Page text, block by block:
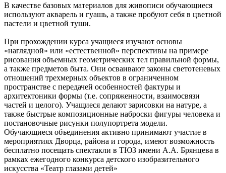
В качестве базовых материалов для живописи обучающиеся
используют акварель и гуашь, а также пробуют себя в цветной
пастели и цветной туши.
При прохождении курса учащиеся изучают основы
«наглядной» или «естественной» перспективы на примере
рисования объемных геометрических тел правильной формы,
а также предметов быта. Они осваивают законы светотеневых
отношений трехмерных объектов в ограниченном
пространстве с передачей особенностей фактуры и
архитектоники формы (т.е. сопряженности, взаимосвязи
частей и целого). Учащиеся делают зарисовки на натуре, а
также быстрые композиционные наброски фигуры человека и
постановочные рисунки полупортрета модели.
Обучающиеся объединения активно принимают участие в
мероприятиях Дворца, района и города, имеют возможность
бесплатно посещать спектакли в ТЮЗ имени А.А. Брянцева в
рамках ежегодного конкурса детского изобразительного
искусства «Театр глазами детей»